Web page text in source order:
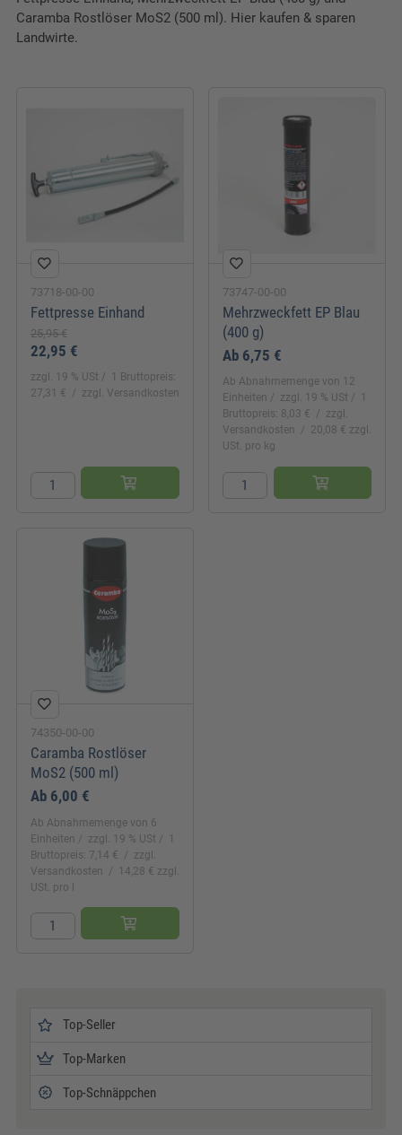
Caramba Rostlöser MoS2 (500 ml). Hier kaufen & sparen
Landwirte.
73718-00-00
Fettpresse Einhand
25,95 €
22,95 €
zzgl. 19 % USt
1 Bruttopreis:
27,31 €
zzgl. Versandkosten
73747-00-00
Mehrzweckfett EP Blau
(400 g)
Ab 6,75 €
Ab Abnahmemenge von 12
Einheiten
zzgl. 19 % USt
1
Bruttopreis: 8,03 €
zzgl.
Versandkosten
20,08 € zzgl.
USt. pro kg
74350-00-00
Caramba Rostlöser
MoS2 (500 ml)
Ab 6,00 €
Ab Abnahmemenge von 6
Einheiten
zzgl. 19 % USt
1
Bruttopreis: 7,14 €
zzgl.
Versandkosten
14,28 € zzgl.
USt. pro l
Top-Seller
Top-Marken
Top-Schnäppchen